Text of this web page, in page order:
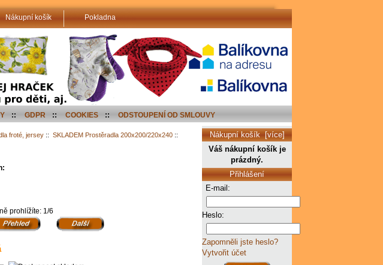
Nákupní košík Pokladna
:: GDPR :: COOKIES :: ODSTOUPENÍ OD SMLOUVY
froté, jersey :: SKLADEM Prostěradla 200x200/220x240 ::
prohlížíte: 1/6
Nákupní košík [více]
Váš nákupní košík je
prázdný.
Přihlášení
E-mail:
Heslo:
Zapomněli jste heslo?
Vytvořit účet